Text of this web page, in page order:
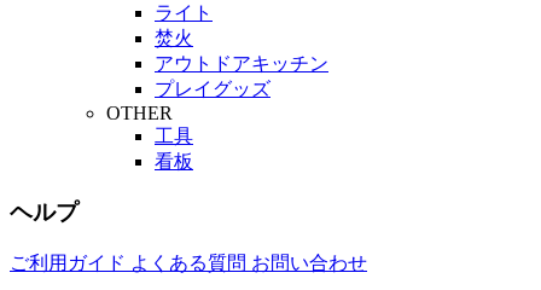
ライト
焚火
アウトドアキッチン
プレイグッズ
OTHER
工具
看板
ヘルプ
ご利用ガイド よくある質問 お問い合わせ